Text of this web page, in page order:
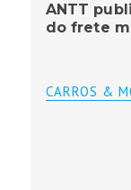
ANTT
do frete
CARROS &